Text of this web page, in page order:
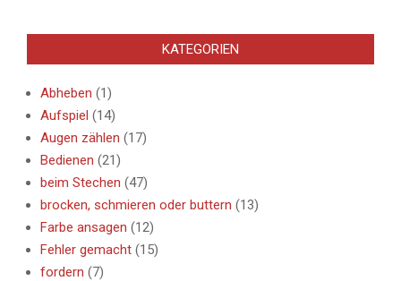
KATEGORIEN
Abheben (1)
Aufspiel (14)
Augen zählen (17)
Bedienen (21)
beim Stechen (47)
brocken, schmieren oder buttern (13)
Farbe ansagen (12)
Fehler gemacht (15)
fordern (7)